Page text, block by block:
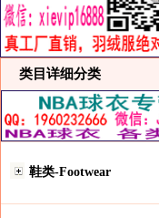
类目详细分类
鞋类-Footwear